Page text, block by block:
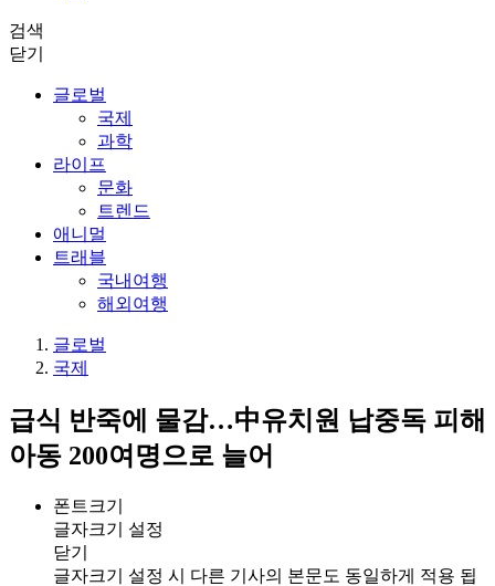
검색
닫기
글로벌
국제
과학
라이프
문화
트렌드
애니멀
트래블
국내여행
해외여행
글로벌
국제
급식 반죽에 물감…中유치원 납중독 피해
아동 200여명으로 늘어
폰트크기
글자크기 설정
닫기
글자크기 설정 시 다른 기사의 본문도 동일하게 적용 됩